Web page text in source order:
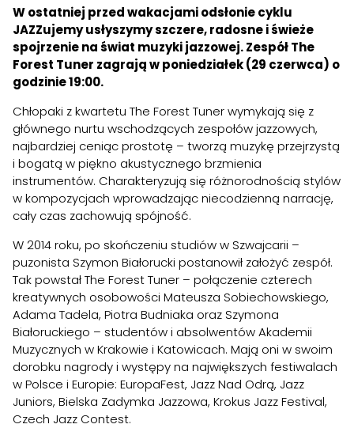
W ostatniej przed wakacjami odsłonie cyklu
JAZZujemy usłyszymy szczere, radosne i świeże
spojrzenie na świat muzyki jazzowej. Zespół The
Forest Tuner zagrają w poniedziałek (29 czerwca) o
godzinie 19:00.
Chłopaki z kwartetu The Forest Tuner wymykają się z
głównego nurtu wschodzących zespołów jazzowych,
najbardziej ceniąc prostotę – tworzą muzykę przejrzystą
i bogatą w piękno akustycznego brzmienia
instrumentów. Charakteryzują się różnorodnością stylów
w kompozycjach wprowadzając niecodzienną narrację,
cały czas zachowują spójność.
W 2014 roku, po skończeniu studiów w Szwajcarii –
puzonista Szymon Białorucki postanowił założyć zespół.
Tak powstał The Forest Tuner – połączenie czterech
kreatywnych osobowości Mateusza Sobiechowskiego,
Adama Tadela, Piotra Budniaka oraz Szymona
Białoruckiego – studentów i absolwentów Akademii
Muzycznych w Krakowie i Katowicach. Mają oni w swoim
dorobku nagrody i występy na największych festiwalach
w Polsce i Europie: EuropaFest, Jazz Nad Odrą, Jazz
Juniors, Bielska Zadymka Jazzowa, Krokus Jazz Festival,
Czech Jazz Contest.